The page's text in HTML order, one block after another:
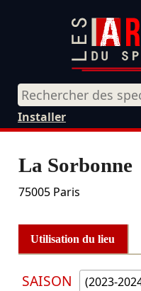
Installer
La Sorbonne
75005 Paris
Utilisation du lieu
SAISON